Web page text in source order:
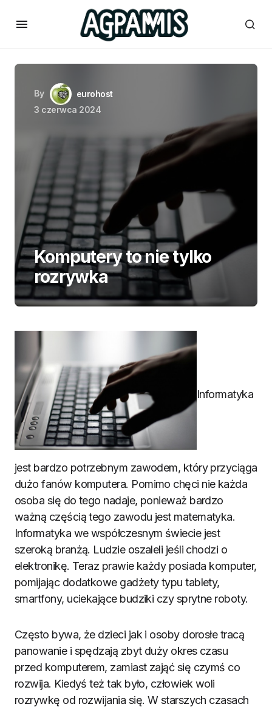
By
eurohost
3 czerwca 2024
Komputery to nie tylko
rozrywka
Informatyka
jest bardzo potrzebnym zawodem, który przyciąga
dużo fanów komputera. Pomimo chęci nie każda
osoba się do tego nadaje, ponieważ bardzo
ważną częścią tego zawodu jest matematyka.
Informatyka we współczesnym świecie jest
szeroką branżą. Ludzie oszaleli jeśli chodzi o
elektronikę. Teraz prawie każdy posiada komputer,
pomijając dodatkowe gadżety typu tablety,
smartfony, uciekające budziki czy sprytne roboty.
Często bywa, że dzieci jak i osoby dorosłe tracą
panowanie i spędzają zbyt duży okres czasu
przed komputerem, zamiast zająć się czymś co
rozwija. Kiedyś też tak było, człowiek woli
rozrywkę od rozwijania się. W starszych czasach